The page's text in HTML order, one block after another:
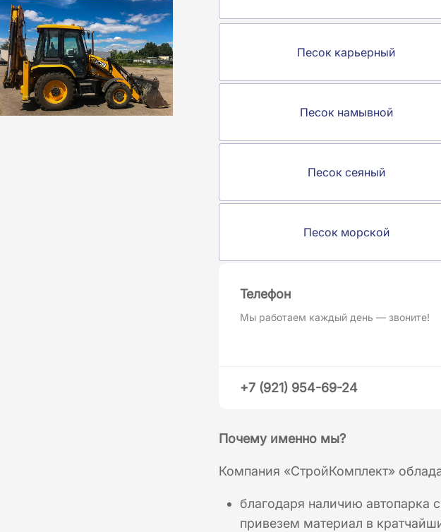
Песок карьерный
Песок намывной
Песок сеяный
Песок морской
Телефон
Мы работаем каждый день — звоните!
+7 (921) 954-69-24
Почему именно мы?
Компания «СтройКомплект»
благодаря наличию автопарка
привезем материал в